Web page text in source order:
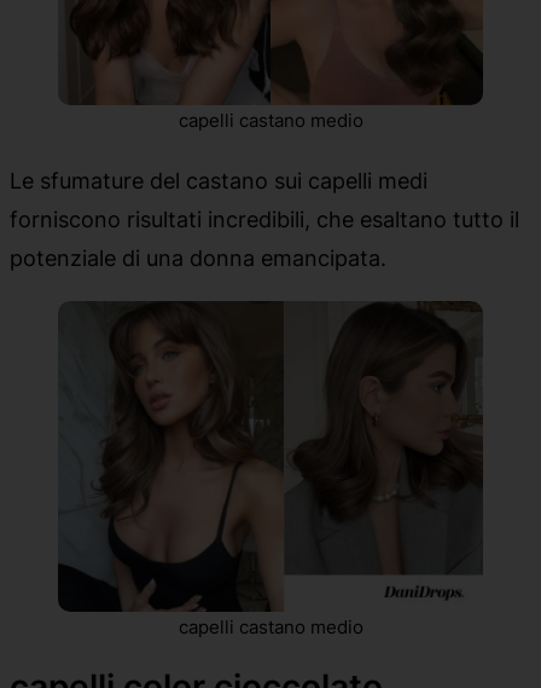
capelli castano medio
Le sfumature del castano sui capelli medi
forniscono risultati incredibili, che esaltano tutto il
potenziale di una donna emancipata.
capelli castano medio